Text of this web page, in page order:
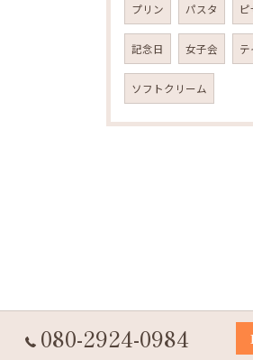
プリン パスタ ピ
記念日 女子会 テ
ソフトクリーム
080-2924-0984